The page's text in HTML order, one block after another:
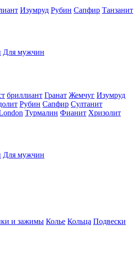
Изумруд Рубин Сапфир Танзанит
Для мужчин
бриллиант Гранат Жемчуг Изумруд
Рубин Сапфир Султанит
Турмалин Фианит Хризолит
Для мужчин
и зажимы Колье Кольца Подвески